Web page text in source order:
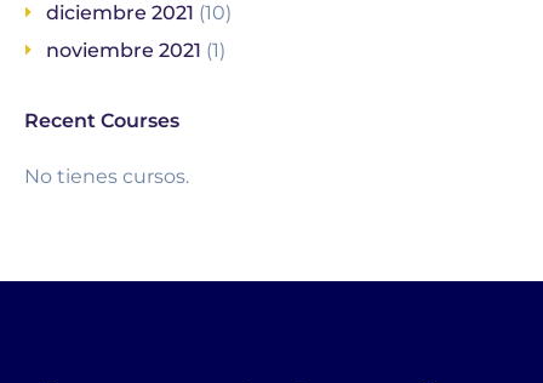
diciembre 2021 (10)
noviembre 2021 (1)
Recent Courses
No tienes cursos.